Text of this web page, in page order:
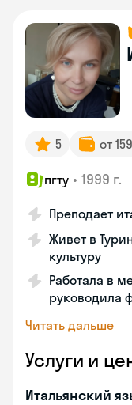
5 от
пгту • 1999 г.
Преподает
Живет в
культуру
Работала в
руководила
Читать дальше
Услуги и
Итальянский